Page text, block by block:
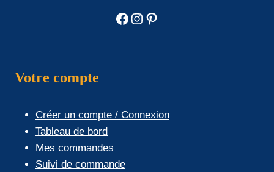
Facebook
Instagram
Pinterest
Votre compte
Créer un compte / Connexion
Tableau de bord
Mes commandes
Suivi de commande